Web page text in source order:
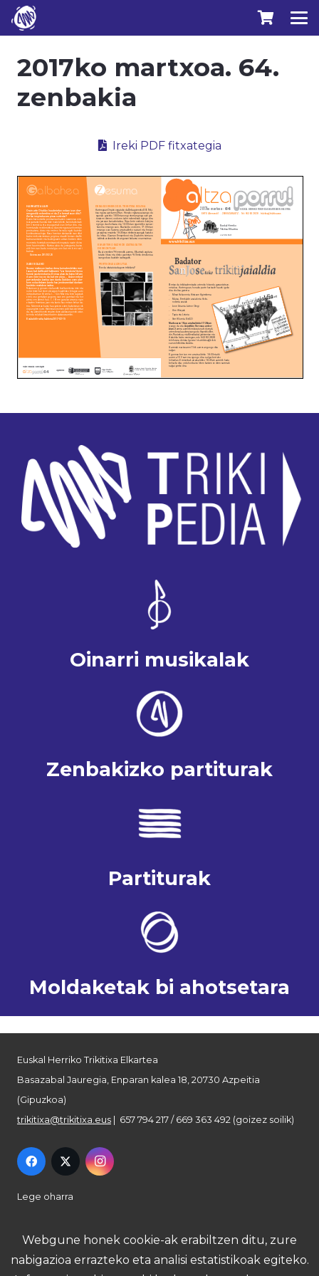
2017ko martxoa. 64.
zenbakia
Ireki PDF fitxategia
Oinarri musikalak
Zenbakizko partiturak
Partiturak
Moldaketak bi ahotsetara
Euskal Herriko Trikitixa Elkartea
Basazabal Jauregia, Enparan kalea 18, 20730 Azpeitia
(Gipuzkoa)
trikitixa@trikitixa.eus | 657 794 217 / 669 363 492 (goizez soilik)
Lege oharra
Pribatutasun politika
Webgune honek cookie-ak erabiltzen ditu, zure
nabigazioa errazteko eta analisi estatistikoak egiteko.